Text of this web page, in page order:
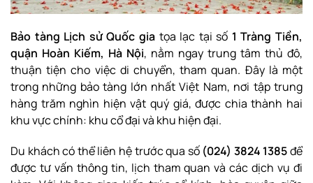
Bảo tàng Lịch sử Quốc giatọa lạc tại số 1 Tràng Tiền,
quận Hoàn Kiếm, Hà Nội, nằm ngay trung tâm thủ đô,
thuận tiện cho việc di chuyển, tham quan. Đây là một
trong những bảo tàng lớn nhất Việt Nam, nơi tập trung
hàng trăm nghìn hiện vật quý giá, được chia thành hai
khu vực chính: khu cổ đại và khu hiện đại.
Du khách có thể liên hệ trước qua số (024) 3824 1385để
được tư vấn thông tin, lịch tham quan và các dịch vụ đi